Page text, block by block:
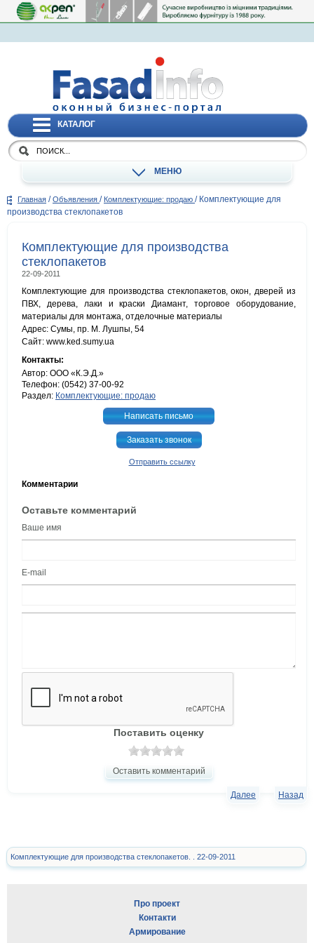
КАТАЛОГ
МЕНЮ
Главная / Объявления / Комплектующие: продаю / Комплектующие для
производства стеклопакетов
Комплектующие для производства
стеклопакетов
22-09-2011
Комплектующие для производства стеклопакетов, окон, дверей из
ПВХ, дерева, лаки и краски Диамант, торговое оборудование,
материалы для монтажа, отделочные материалы
Адрес: Сумы, пр. М. Лушпы, 54
Сайт: www.ked.sumy.ua
Контакты:
Автор: ООО «К.Э.Д.»
Телефон: (0542) 37-00-92
Раздел: Комплектующие: продаю
Написать письмо
Заказать звонок
Отправить ссылку
Комментарии
Оставьте комментарий
Ваше имя
E-mail
Поставить оценку
Оставить комментарий
Назад
Далее
Комплектующие для производства стеклопакетов. . 22-09-2011
Про проект
Контакти
Армирование